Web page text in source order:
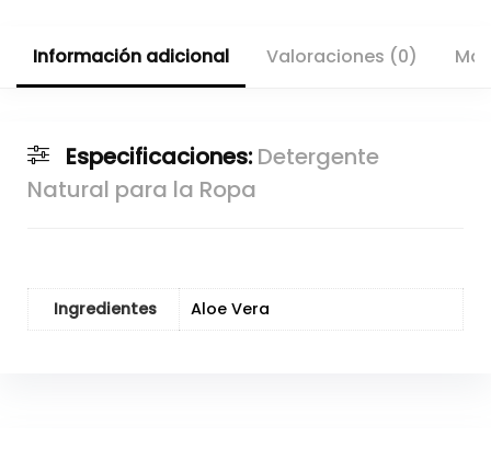
Información adicional Valoraciones (0)
Especificaciones: Detergente
Natural para la Ropa
Ingredientes Aloe Vera